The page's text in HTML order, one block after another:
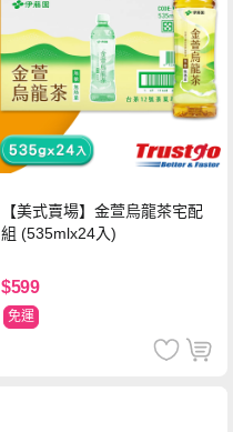
【美式賣場】金萱烏龍茶宅配
組 (535mlx24入)
$599
免運